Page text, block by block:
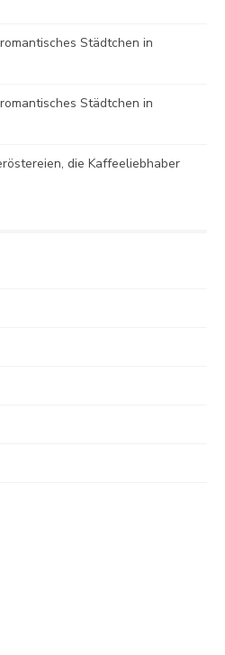
Städtchen in
Städtchen in
die Kaffeeliebhaber